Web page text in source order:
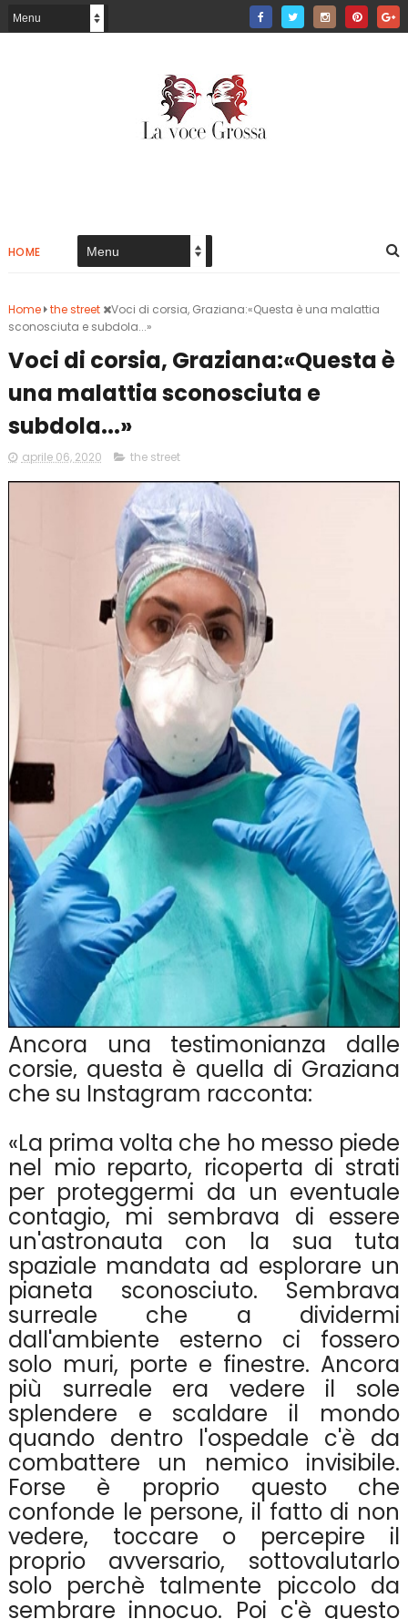
HOME
Home the street
Voci di corsia, Graziana:«Questa è una malattia
sconosciuta e subdola...»
Voci di corsia, Graziana:«Questa è
una malattia sconosciuta e
subdola...»
aprile 06, 2020 the street
Ancora una testimonianza dalle
corsie, questa è quella di Graziana
che su Instagram racconta:
«La prima volta che ho messo piede
nel mio reparto, ricoperta di strati
per proteggermi da un eventuale
contagio, mi sembrava di essere
un'astronauta con la sua tuta
spaziale mandata ad esplorare un
pianeta sconosciuto. Sembrava
surreale che a dividermi
dall'ambiente esterno ci fossero
solo muri, porte e finestre. Ancora
più surreale era vedere il sole
splendere e scaldare il mondo
quando dentro l'ospedale c'è da
combattere un nemico invisibile.
Forse è proprio questo che
confonde le persone, il fatto di non
vedere, toccare o percepire il
proprio avversario, sottovalutarlo
solo perchè talmente piccolo da
sembrare innocuo. Poi c'è questo